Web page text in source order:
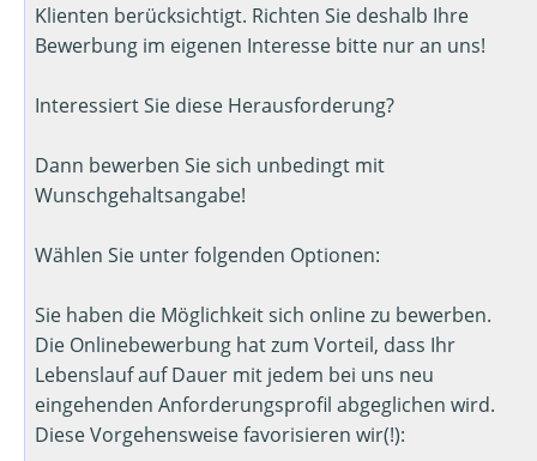
Klienten berücksichtigt. Richten Sie deshalb Ihre
Bewerbung im eigenen Interesse bitte nur an uns!
Interessiert Sie diese Herausforderung?
Dann bewerben Sie sich unbedingt mit
Wunschgehaltsangabe!
Wählen Sie unter folgenden Optionen:
Sie haben die Möglichkeit sich online zu bewerben.
Die Onlinebewerbung hat zum Vorteil, dass Ihr
Lebenslauf auf Dauer mit jedem bei uns neu
eingehenden Anforderungsprofil abgeglichen wird.
Diese Vorgehensweise favorisieren wir(!):